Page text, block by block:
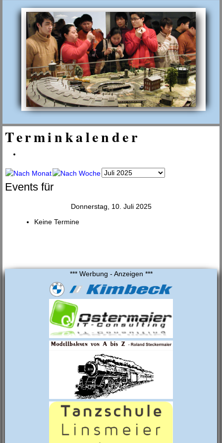
Terminkalender
Events für
Donnerstag, 10. Juli 2025
Keine Termine
*** Werbung - Anzeigen ***